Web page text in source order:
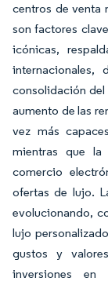
centros de venta
son factores
icónicas,
internacionales,
consolidación
aumento de las
vez más
mientras que la
comercio
ofertas de lujo.
evolucionando,
lujo
gustos y
inversiones